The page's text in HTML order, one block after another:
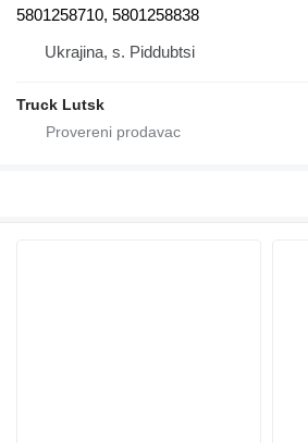
5801258710, 5801258838
Ukrajina, s. Piddubtsi
Truck Lutsk